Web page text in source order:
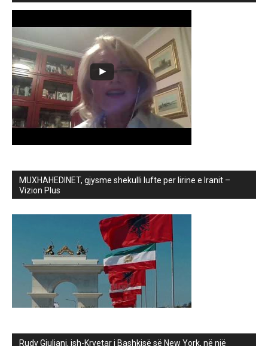
MUXHAHEDINET, gjysme shekulli lufte per lirine e Iranit –
Vizion Plus
Rudy Giuliani, ish-Kryetar i Bashkisë së New York, në një